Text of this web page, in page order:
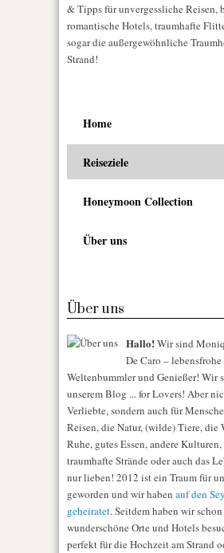
& Tipps für unvergessliche Reisen,
romantische Hotels, traumhafte
sogar die außergewöhnliche
Strand!
Home
Reiseziele
Honeymoon Collection
Über uns
Über uns
Hallo!Wir sind
De Caro – lebensfrohe
Weltenbummler und Genießer! Wir
unserem Blog ... for Lovers! Aber
Verliebte, sondern auch für
Reisen, die Natur, (wilde) Tiere, die
Ruhe, gutes Essen, andere
traumhafte Strände oder auch das
nur lieben! 2012 ist ein Traum für
geworden und wir haben auf den
geheiratet. Seitdem haben wir
wunderschöne Orte und Hotels
perfekt für die Hochzeit am Strand